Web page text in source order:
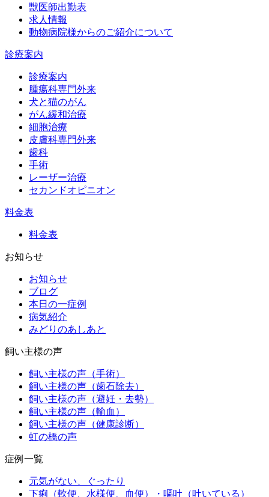
獣医師出勤表
求人情報
動物病院様からのご紹介について
診療案内
診療案内
腫瘍科専門外来
犬と猫のがん
がん緩和治療
細胞治療
皮膚科専門外来
歯科
手術
レーザー治療
セカンドオピニオン
料金表
料金表
お知らせ
お知らせ
ブログ
本日の一症例
病気紹介
みどりのあしあと
飼い主様の声
飼い主様の声（手術）
飼い主様の声（歯石除去）
飼い主様の声（避妊・去勢）
飼い主様の声（輸血）
飼い主様の声（健康診断）
虹の橋の声
症例一覧
元気がない、ぐったり
下痢（軟便、水様便、血便）・嘔吐（吐いている）